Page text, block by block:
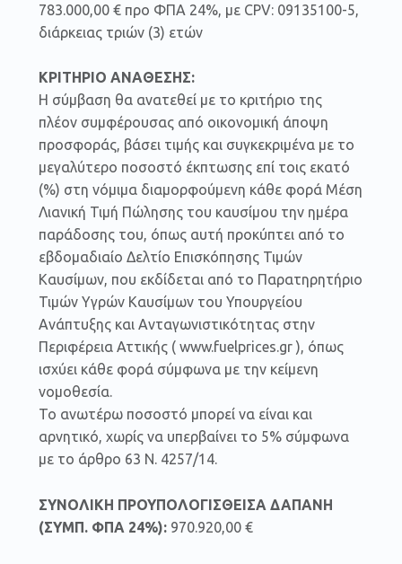
783.000,00 € προ ΦΠΑ 24%, με CPV: 09135100-5,
διάρκειας τριών (3) ετών
ΚΡΙΤΗΡΙΟ ΑΝΑΘΕΣΗΣ:
Η σύμβαση θα ανατεθεί με το κριτήριο της
πλέον συμφέρουσας από οικονομική άποψη
προσφοράς, βάσει τιμής και συγκεκριμένα με το
μεγαλύτερο ποσοστό έκπτωσης επί τοις εκατό
(%) στη νόμιμα διαμορφούμενη κάθε φορά Μέση
Λιανική Τιμή Πώλησης του καυσίμου την ημέρα
παράδοσης του, όπως αυτή προκύπτει από το
εβδομαδιαίο Δελτίο Επισκόπησης Τιμών
Καυσίμων, που εκδίδεται από το Παρατηρητήριο
Τιμών Υγρών Καυσίμων του Υπουργείου
Ανάπτυξης και Ανταγωνιστικότητας στην
Περιφέρεια Αττικής ( www.fuelprices.gr ), όπως
ισχύει κάθε φορά σύμφωνα με την κείμενη
νομοθεσία.
Το ανωτέρω ποσοστό μπορεί να είναι και
αρνητικό, χωρίς να υπερβαίνει το 5% σύμφωνα
με το άρθρο 63 Ν. 4257/14.
ΣΥΝΟΛΙΚΗ ΠΡΟΥΠΟΛΟΓΙΣΘΕΙΣΑ ΔΑΠΑΝΗ
(ΣΥΜΠ. ΦΠΑ 24%):970.920,00 €